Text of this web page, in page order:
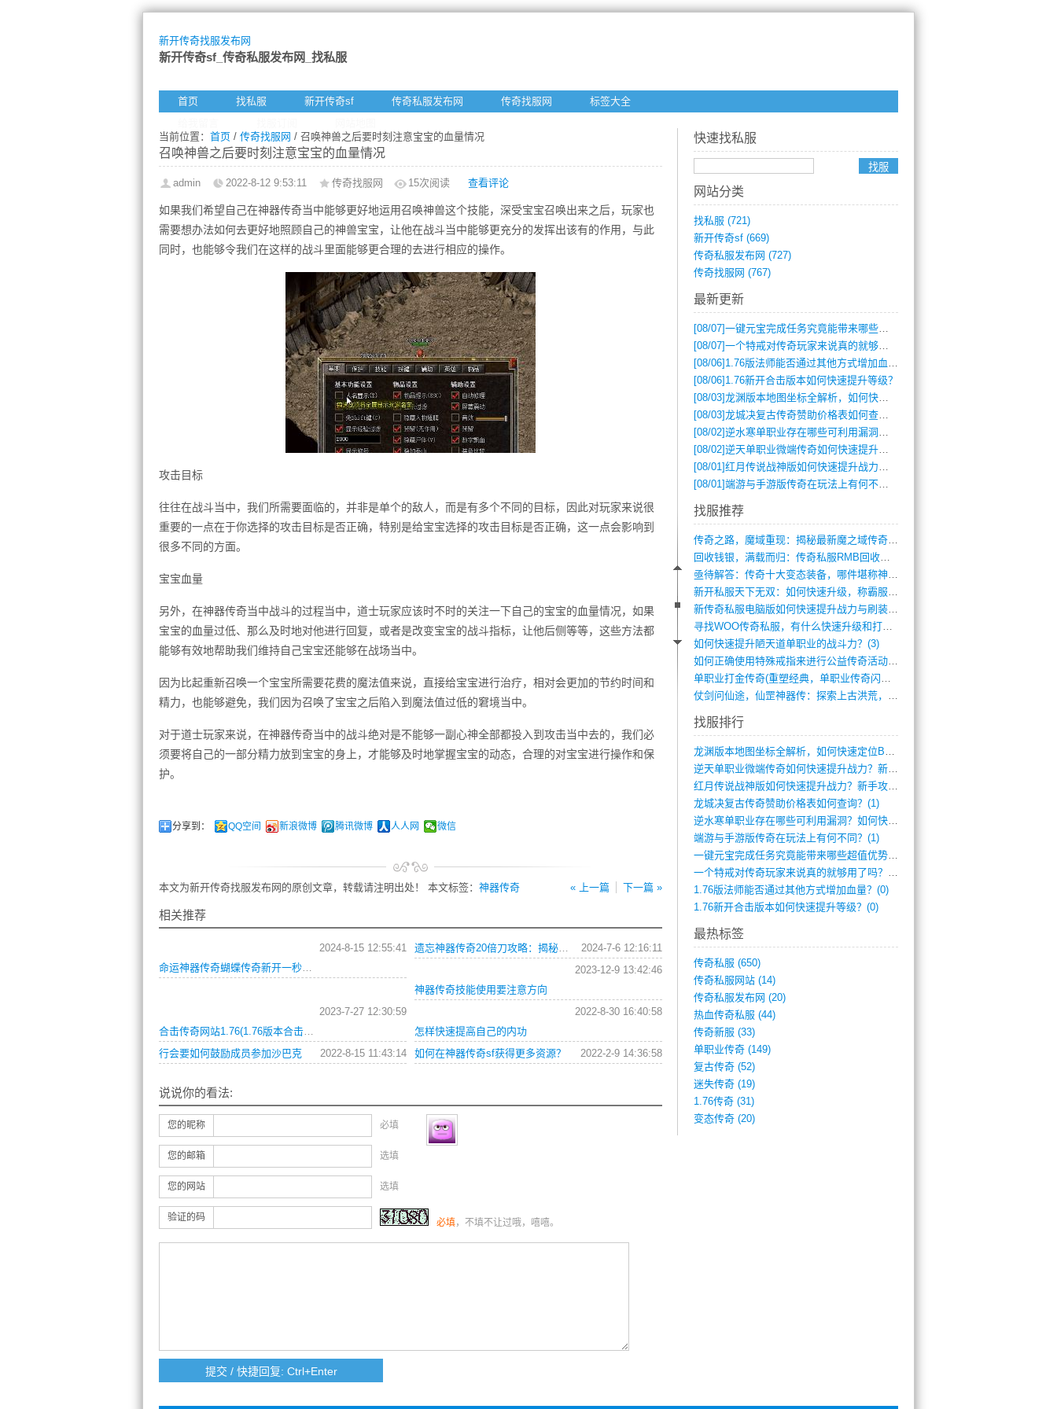
新开传奇找服发布网
新开传奇sf_传奇私服发布网_找私服
首页 找私服 新开传奇sf 传奇私服发布网 传奇找服网
标签大全
当前位置： 首页 / 传奇找服网 / 召唤神兽之后要时刻注意宝宝的血量情况
召唤神兽之后要时刻注意宝宝的血量情况
admin 2022-8-12 9:53:11 传奇找服网 15次阅读 查看评论
如果我们希望自己在神器传奇当中能够更好地运用召唤神兽这个技能，深受宝宝召唤出来之后，玩家也
需要想办法如何去更好地照顾自己的神兽宝宝，让他在战斗当中能够更充分的发挥出该有的作用，与此
同时，也能够令我们在这样的战斗里面能够更合理的去进行相应的操作。
攻击目标
往往在战斗当中，我们所需要面临的，并非是单个的敌人，而是有多个不同的目标，因此对玩家来说很
重要的一点在于你选择的攻击目标是否正确，特别是给宝宝选择的攻击目标是否正确，这一点会影响到
很多不同的方面。
宝宝血量
另外，在神器传奇当中战斗的过程当中，道士玩家应该时不时的关注一下自己的宝宝的血量情况，如果
宝宝的血量过低、那么及时地对他进行回复，或者是改变宝宝的战斗指标，让他后侧等等，这些方法都
能够有效地帮助我们维持自己宝宝还能够在战场当中。
因为比起重新召唤一个宝宝所需要花费的魔法值来说，直接给宝宝进行治疗，相对会更加的节约时间和
精力，也能够避免，我们因为召唤了宝宝之后陷入到魔法值过低的窘境当中。
对于道士玩家来说，在神器传奇当中的战斗绝对是不能够一副心神全部都投入到攻击当中去的，我们必
须要将自己的一部分精力放到宝宝的身上，才能够及时地掌握宝宝的动态，合理的对宝宝进行操作和保
护。
分享到： QQ空间 新浪微博 腾讯微博 人人网 微信
« 上一篇 下一篇 »
本文为新开传奇找服发布网的原创文章，转载请注明出处！ 本文标签： 神器传奇
相关推荐
2024-8-15 12:55:41
命运神器传奇蝴蝶传奇新开一秒：史诗级攻略秘籍，助你叱咤沙场
2024-7-6 12:16:11
遗忘神器传奇20倍刀攻略：揭秘超强神装与变态技能的获取之路
2023-12-9 13:42:46
神器传奇技能使用要注意方向
2023-7-27 12:30:59
合击传奇网站1.76(1.76版本合击传奇新网站盛大开启)
2022-8-30 16:40:58
怎样快速提高自己的内功
2022-8-15 11:43:14
行会要如何鼓励成员参加沙巴克 2022-2-9 14:36:58
如何在神器传奇sf获得更多资源？
说说你的看法:
您的昵称 必填
您的邮箱 选填
您的网站 选填
验证的码 必填，不填不让过哦，嘻嘻。
快速找私服
网站分类
找私服 (721)
新开传奇sf (669)
传奇私服发布网 (727)
传奇找服网 (767)
最新更新
[08/07]一键元宝完成任务究竟能带来哪些超值优势？
[08/07]一个特戒对传奇玩家来说真的就够用了吗？
[08/06] 1.76版法师能否通过其他方式增加血量？
[08/06] 1.76新开合击版本如何快速提升等级？
[08/03]龙渊版本地图坐标全解析，如何快速定位BOSS位置？
[08/03]龙城决复古传奇赞助价格表如何查询？
[08/02]逆水寒单职业存在哪些可利用漏洞？如何快速提升战力？
[08/02]逆天单职业微端传奇如何快速提升战力？新手必看攻略
[08/01]红月传说战神版如何快速提升战力？新手攻略全解析？
[08/01]端游与手游版传奇在玩法上有何不同？
找服推荐
传奇之路，魔域重现：揭秘最新魔之域传奇攻(712)
回收钱银，满载而归：传奇私服RMB回收装(548)
亟待解答：传奇十大变态装备，哪件堪称神器(347)
新开私服天下无双：如何快速升级，称霸服务(681)
新传奇私服电脑版如何快速提升战力与刷装备(835)
寻找WOO传奇私服，有什么快速升级和打宝(864)
如何快速提升陋天道单职业的战斗力？(3)
如何正确使用特殊戒指来进行公益传奇活动？(10)
单职业打金传奇(重塑经典，单职业传奇闪耀(10)
仗剑问仙途，仙罡神器传：探索上古洪荒，揭(813)
找服排行
龙渊版本地图坐标全解析，如何快速定位BO(3)
逆天单职业微端传奇如何快速提升战力？新手(2)
红月传说战神版如何快速提升战力？新手攻略(2)
龙城决复古传奇赞助价格表如何查询？(1)
逆水寒单职业存在哪些可利用漏洞？如何快速(1)
端游与手游版传奇在玩法上有何不同？(1)
一键元宝完成任务究竟能带来哪些超值优势？(0)
一个特戒对传奇玩家来说真的就够用了吗？(0)
1.76版法师能否通过其他方式增加血量？(0)
1.76新开合击版本如何快速提升等级？(0)
最热标签
传奇私服 (650)
传奇私服网站 (14)
传奇私服发布网 (20)
热血传奇私服 (44)
传奇新服 (33)
单职业传奇 (149)
复古传奇 (52)
迷失传奇 (19)
1.76传奇 (31)
变态传奇 (20)